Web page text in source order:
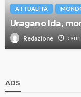
ATTUALITÀ
Uragano Ida,
Redazione 5
ADS